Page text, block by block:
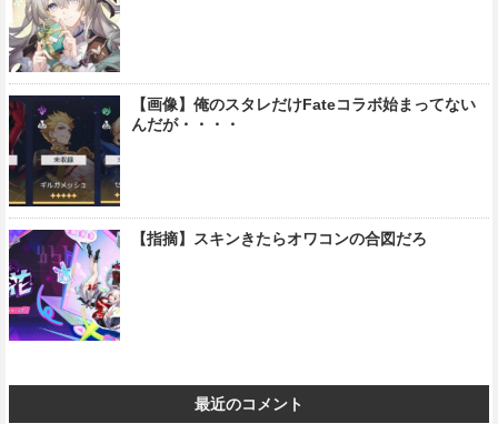
【画像】俺のスタレだけFateコラボ始まってない
んだが・・・・
【指摘】スキンきたらオワコンの合図だろ
最近のコメント